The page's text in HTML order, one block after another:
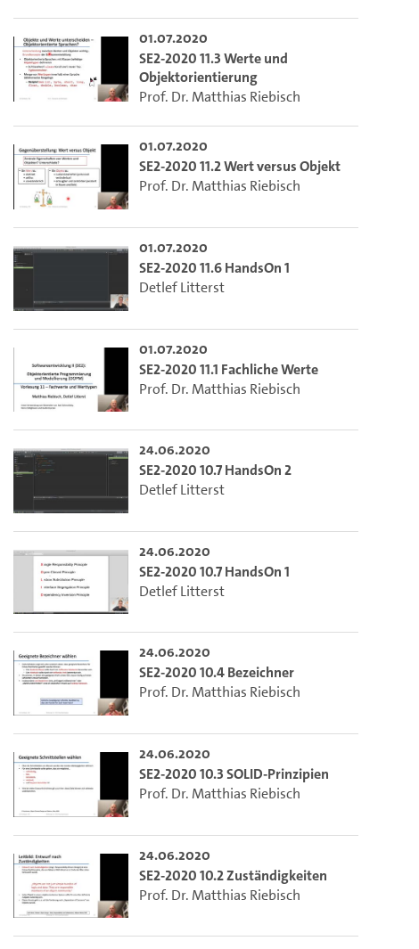
01.07.2020
SE2-2020 11.3 Werte und
Objektorientierung
Prof. Dr. Matthias Riebisch
01.07.2020
SE2-2020 11.2 Wert versus Objekt
Prof. Dr. Matthias Riebisch
01.07.2020
SE2-2020 11.6 HandsOn 1
Detlef Litterst
01.07.2020
SE2-2020 11.1 Fachliche Werte
Prof. Dr. Matthias Riebisch
24.06.2020
SE2-2020 10.7 HandsOn 2
Detlef Litterst
24.06.2020
SE2-2020 10.7 HandsOn 1
Detlef Litterst
24.06.2020
SE2-2020 10.4 Bezeichner
Prof. Dr. Matthias Riebisch
24.06.2020
SE2-2020 10.3 SOLID-Prinzipien
Prof. Dr. Matthias Riebisch
24.06.2020
SE2-2020 10.2 Zuständigkeiten
Prof. Dr. Matthias Riebisch